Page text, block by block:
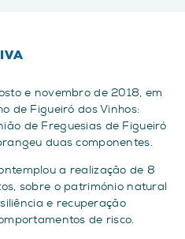
e novembro de 2018, em
de Figueiró dos Vinhos:
de Freguesias de Figueiró
duas componentes.
a realização de 8
sobre o património natural
e recuperação
de risco.